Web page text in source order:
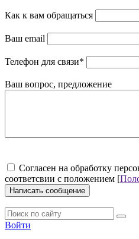
Как к вам обращаться
Ваш email
Телефон для связи*
Ваш вопрос, предложение
Cогласен на обработку
соответсвии с положением [
Написать сообщение
Войти